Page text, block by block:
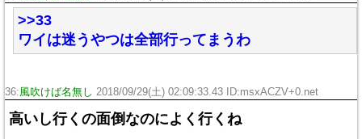
>>33
ワイは迷うやつは全部行ってまうわ
36:風吹けば名無し 2018/09/29(土) 02:09:33.43 ID:msxACZV+0.net
高いし行くの面倒なのによく行くね